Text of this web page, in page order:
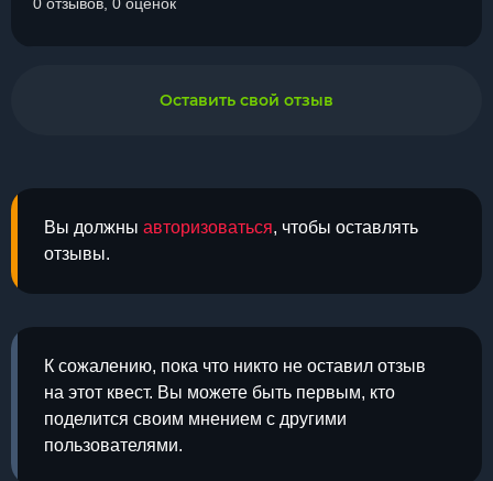
Вы должны авторизоваться, чтобы оставлять
отзывы.
К сожалению, пока что никто не оставил отзыв
на этот квест. Вы можете быть первым, кто
поделится своим мнением с другими
пользователями.
Оставить свой отзыв